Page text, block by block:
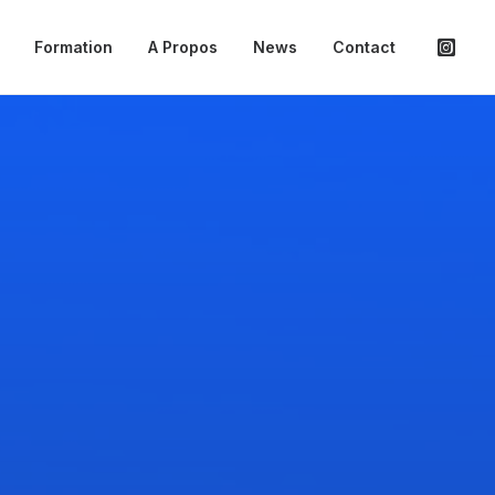
Formation A Propos News Contact